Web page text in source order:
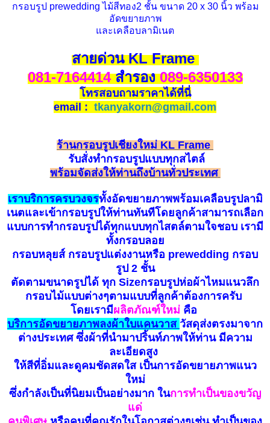
กรอบรูป prewedding ไม้สีทอง2 ชั้น ขนาด 20 x 30 นิ้ว พร้อม
อัดขยายภาพ
และเคลือบลามิเนต
สายด่วน KL Frame
081-7164414สำรอง089-6350133
โทรสอบถามราคาได้ที่นี่
email : tkanyakorn@gmail.com
ร้านกรอบรูปเชียงใหม่ KL Frame
รับสั่งทำกรอบรูปแบบทุกสไตล์
พร้อมจัดส่งให้ท่านถึงบ้านทั่วประเทศ
เราบริการครบวงจรทั้งอัดขยายภาพพร้อมเคลือบรูปลามิ
เนตและเข้ากรอบรูปให้ท่านทันทีโดยลูกค้าสามารถเลือก
แบบการทำกรอบรูปได้ทุกแบบทุกไสตล์ตามใจชอบ เรามี
ทั้งกรอบลอย
กรอบหลุยส์ กรอบรูปแต่งงานหรือ prewedding กรอบ
รูป 2 ชั้น
ตัดตามขนาดรูปได้ ทุก Sizeกรอบรูปห่อผ้าไหมแนวลึก
กรอบไม้แบบต่างๆตามแบบที่ลูกค้าต้องการครับ
โดยเรามีผลิตภัณฑ์ใหม่คือ
บริการอัดขยายภาพลงผ้าใบแคนวาส วัสดุส่งตรงมาจาก
ต่างประเทศ ซึ่งผ้าที่นำมาปริ้นท์ภาพให้ท่าน มีความ
ละเอียดสูง
ให้สีที่อิ่มและดูคมชัดสดใส เป็นการอัดขยายภาพแนว
ใหม่
ซึ่งกำลังเป็นที่นิยมเป็นอย่างมาก ในการทำเป็นของขวัญ
แด่